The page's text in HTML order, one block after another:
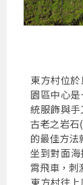
東方村位
園區中心
統服飾與
古老之岩石
的最佳方法
坐到對面
霄飛車，刺